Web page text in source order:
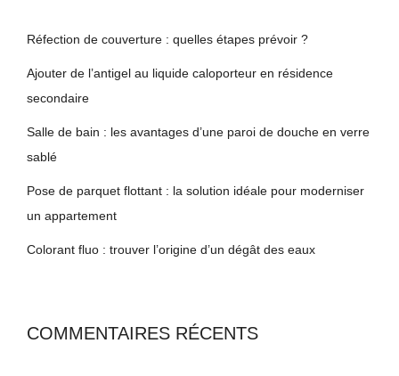
Réfection de couverture : quelles étapes prévoir ?
Ajouter de l’antigel au liquide caloporteur en résidence
secondaire
Salle de bain : les avantages d’une paroi de douche en verre
sablé
Pose de parquet flottant : la solution idéale pour moderniser
un appartement
Colorant fluo : trouver l’origine d’un dégât des eaux
COMMENTAIRES RÉCENTS